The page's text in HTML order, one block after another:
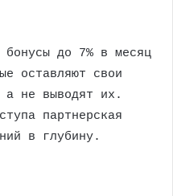
бонусы до 7% в месяц
оставляют свои
а не выводят их.
партнерская
в глубину.